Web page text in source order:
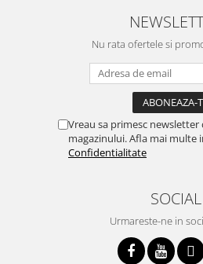
cumpar si eu! Recomand mult !
Nu rata ofertele si
Vreau sa primesc
magazinului. Afla mai multe
Confidentialitate
SOCIAL
Urmareste-ne in